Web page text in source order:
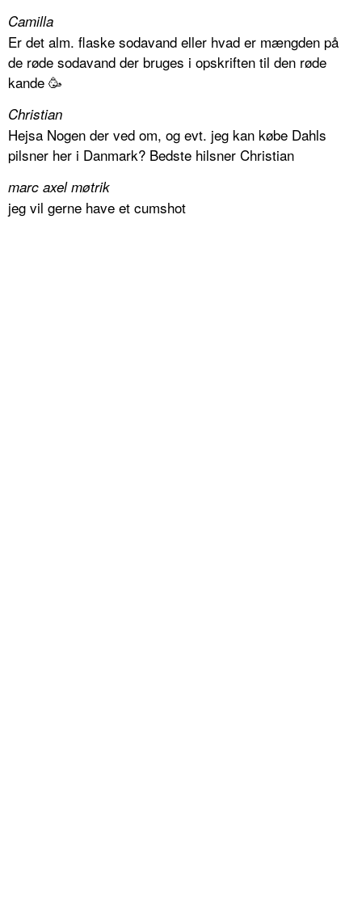
Camilla
Er det alm. flaske sodavand eller hvad er mængden på
de røde sodavand der bruges i opskriften til den røde
kande 🥳
Christian
Hejsa Nogen der ved om, og evt. jeg kan købe Dahls
pilsner her i Danmark? Bedste hilsner Christian
marc axel møtrik
jeg vil gerne have et cumshot